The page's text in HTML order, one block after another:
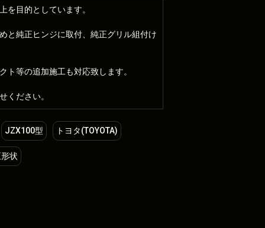
を目的としています。
と純正ヒンジに取付、純正グリル組付け
ト等の追加施工も対応致します。
ください。
JZX100型 トヨタ(TOYOTA)
状